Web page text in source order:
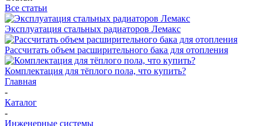
Все статьи
Эксплуатация стальных радиаторов Лемакс
Рассчитать объем расширительного бака для отопления
Комплектация для тёплого пола, что купить?
Главная
-
Каталог
-
Инженерные системы